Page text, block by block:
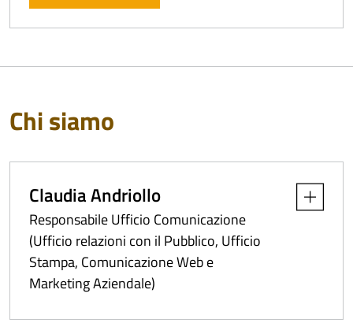
Chi siamo
Claudia Andriollo
Responsabile Ufficio Comunicazione
(Ufficio relazioni con il Pubblico, Ufficio
Stampa, Comunicazione Web e
Marketing Aziendale)
Apri